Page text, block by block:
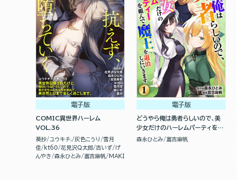
電子版
COMIC異世界ハーレム
VOL.36
葵抄 ユウキチ. 灰色こうり
雪月
佳
kt60 花見沢Q太郎 吉いず
げ
んやき
森永ひとみ 富吉麻帆 MAKI
電子版
どうやら俺は勇者らしいので、美
少女だけのハーレムパーティを組
んで魔王を退治しにいきます（分
森永ひとみ 富吉麻帆